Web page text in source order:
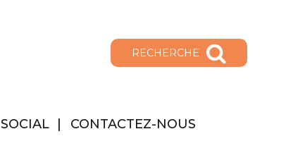
RECHERCHE
SOCIAL CONTACTEZ-NOUS